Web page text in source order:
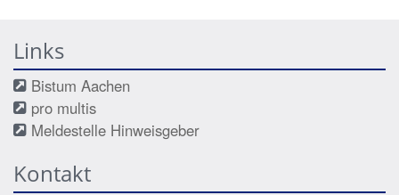
Links
Bistum Aachen
pro multis
Meldestelle Hinweisgeber
Kontakt